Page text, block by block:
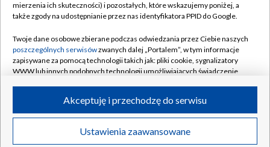
Naziemna Telewizja Cyfrowa
Rada Programowa
System NOS
Informacje o nadawcy
Program dla prasy
Ogłoszenie przetargowe
Pomoc
Kontakt
Kanały
©2026 Telewizja Polska S.A. w likwidacji
mierzenia ich skuteczności) i pozostałych, które wskazujemy poniżej, a
także zgody na udostępnianie przez nas identyfikatora PPID do Google.
Twoje dane osobowe zbierane podczas odwiedzania przez Ciebie naszych
poszczególnych serwisówzwanych dalej „Portalem”, w tym informacje
zapisywane za pomocą technologii takich jak: pliki cookie, sygnalizatory
WWW lub innych podobnych technologii umożliwiających świadczenie
ruchu w Internecie.
Twoje dane osobowe zbierane podczas odwiedzania przez Ciebie
poszczególnych serwisówna Portalu, takie jak adresy IP, identyfikatory
Ustawienia zaawansowane
Akceptuję i przechodzę do serwisu